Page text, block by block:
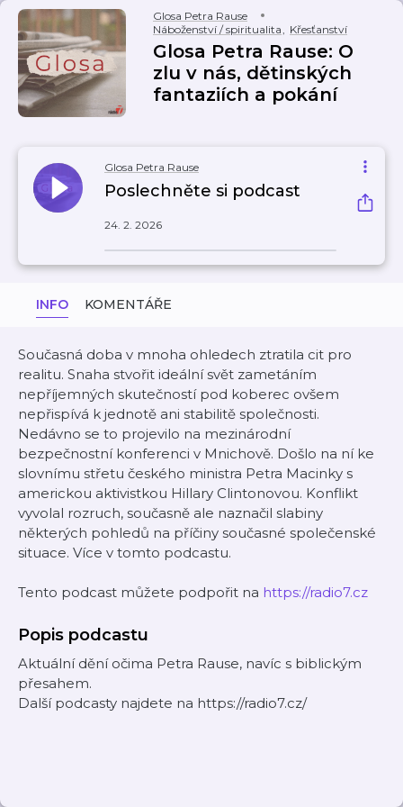
Glosa Petra Rause
Náboženství / spiritualita, Křesťanství
Glosa Petra Rause: O
zlu v nás, dětinských
fantaziích a pokání
Glosa Petra Rause
Poslechněte si podcast
24. 2. 2026
INFO KOMENTÁŘE
Současná doba v mnoha ohledech ztratila cit pro
realitu. Snaha stvořit ideální svět zametáním
nepříjemných skutečností pod koberec ovšem
nepřispívá k jednotě ani stabilitě společnosti.
Nedávno se to projevilo na mezinárodní
bezpečnostní konferenci v Mnichově. Došlo na ní ke
slovnímu střetu českého ministra Petra Macinky s
americkou aktivistkou Hillary Clintonovou. Konflikt
vyvolal rozruch, současně ale naznačil slabiny
některých pohledů na příčiny současné společenské
situace. Více v tomto podcastu.
Tento podcast můžete podpořit na https://radio7.cz
Popis podcastu
Aktuální dění očima Petra Rause, navíc s biblickým
přesahem.
Další podcasty najdete na https://radio7.cz/